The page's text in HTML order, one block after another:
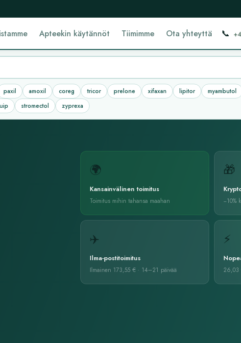
Apteekin käytännöt Tiimimme Ota yhteyttä 📞
paxil amoxil coreg tricor prelone xifaxan lipitor myambutol
stromectol zyprexa
🌍
Kansainvälinen toimitus
Toimitus mihin tahansa maahan
🎁
−10%
✈️
Ilma-postitoimitus
Ilmainen 173,55 € · 14–21 päivää
⚡
26,03